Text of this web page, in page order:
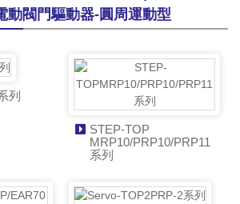
閥門驅動器-圓周運動型
列
STEP-TOP
MRP10/PRP10/PRP11
系列